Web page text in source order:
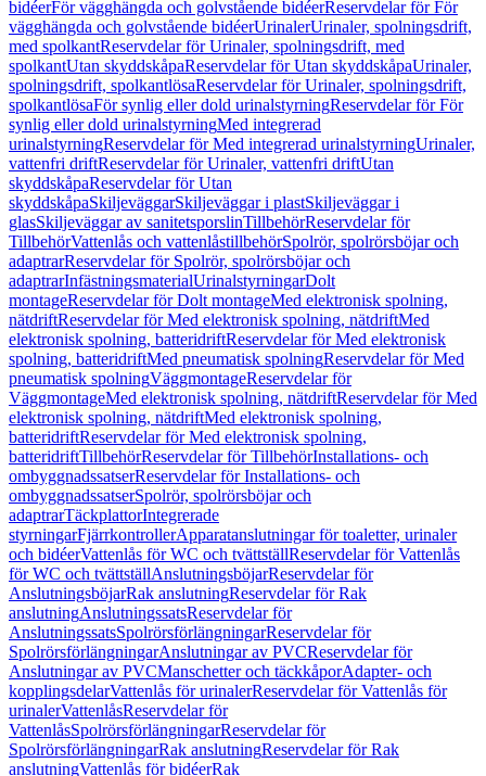
bidéerFör vägghängda och golvstående bidéerReservdelar för För
vägghängda och golvstående bidéerUrinalerUrinaler, spolningsdrift,
med spolkantReservdelar för Urinaler, spolningsdrift, med
spolkantUtan skyddskåpaReservdelar för Utan skyddskåpaUrinaler,
spolningsdrift, spolkantlösaReservdelar för Urinaler, spolningsdrift,
spolkantlösaFör synlig eller dold urinalstyrningReservdelar för För
synlig eller dold urinalstyrningMed integrerad
urinalstyrningReservdelar för Med integrerad urinalstyrningUrinaler,
vattenfri driftReservdelar för Urinaler, vattenfri driftUtan
skyddskåpaReservdelar för Utan
skyddskåpaSkiljeväggarSkiljeväggar i plastSkiljeväggar i
glasSkiljeväggar av sanitetsporslinTillbehörReservdelar för
TillbehörVattenlås och vattenlåstillbehörSpolrör, spolrörsböjar och
adaptrarReservdelar för Spolrör, spolrörsböjar och
adaptrarInfästningsmaterialUrinalstyrningarDolt
montageReservdelar för Dolt montageMed elektronisk spolning,
nätdriftReservdelar för Med elektronisk spolning, nätdriftMed
elektronisk spolning, batteridriftReservdelar för Med elektronisk
spolning, batteridriftMed pneumatisk spolningReservdelar för Med
pneumatisk spolningVäggmontageReservdelar för
VäggmontageMed elektronisk spolning, nätdriftReservdelar för Med
elektronisk spolning, nätdriftMed elektronisk spolning,
batteridriftReservdelar för Med elektronisk spolning,
batteridriftTillbehörReservdelar för TillbehörInstallations- och
ombyggnadssatserReservdelar för Installations- och
ombyggnadssatserSpolrör, spolrörsböjar och
adaptrarTäckplattorIntegrerade
styrningarFjärrkontrollerApparatanslutningar för toaletter, urinaler
och bidéerVattenlås för WC och tvättställReservdelar för Vattenlås
för WC och tvättställAnslutningsböjarReservdelar för
AnslutningsböjarRak anslutningReservdelar för Rak
anslutningAnslutningssatsReservdelar för
AnslutningssatsSpolrörsförlängningarReservdelar för
SpolrörsförlängningarAnslutningar av PVCReservdelar för
Anslutningar av PVCManschetter och täckkåporAdapter- och
kopplingsdelarVattenlås för urinalerReservdelar för Vattenlås för
urinalerVattenlåsReservdelar för
VattenlåsSpolrörsförlängningarReservdelar för
SpolrörsförlängningarRak anslutningReservdelar för Rak
anslutningVattenlås för bidéerRak